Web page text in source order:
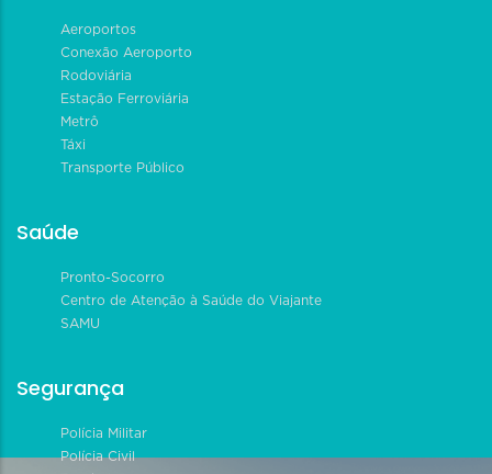
Aeroportos
Conexão Aeroporto
Rodoviária
Estação Ferroviária
Metrô
Táxi
Transporte Público
Saúde
Pronto-Socorro
Centro de Atenção à Saúde do Viajante
SAMU
Segurança
Polícia Militar
Polícia Civil